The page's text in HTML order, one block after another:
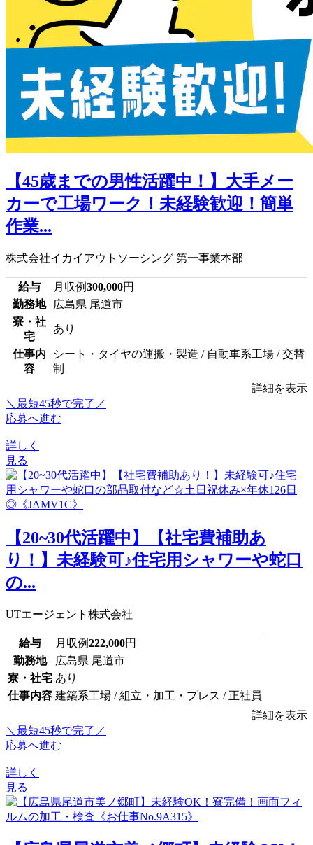
【45歳までの男性活躍中！】大手メー
カーで工場ワーク！未経験歓迎！簡単
作業...
株式会社イカイアウトソーシング 第一事業本部
給与 月収例300,000円
勤務地
広島県 尾道市
寮・社
宅
あり
仕事内
容
シート・タイヤの運搬・製造 / 自動車系工場 / 交替
制
詳細を表示
＼最短45秒で完了／
応募へ進む
詳しく
見る
【20~30代活躍中】【社宅費補助あ
り！】未経験可♪住宅用シャワーや蛇口
の...
UTエージェント株式会社
給与 月収例222,000円
勤務地
広島県 尾道市
寮・社宅 あり
仕事内容 建築系工場 / 組立・加工・プレス / 正社員
詳細を表示
＼最短45秒で完了／
応募へ進む
詳しく
見る